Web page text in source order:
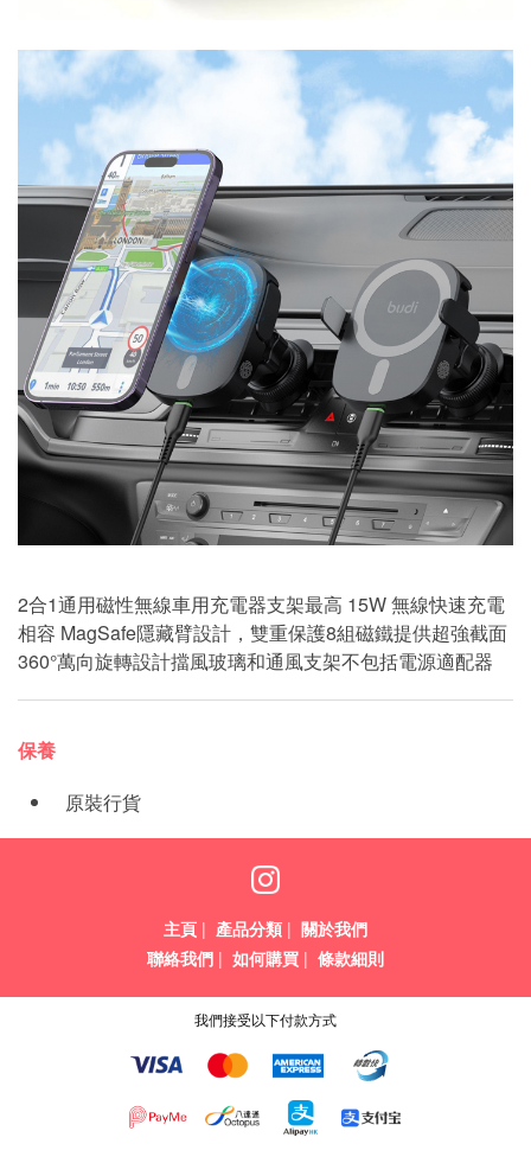
2合1通用磁性無線車用充電器支架最高 15W 無線快速充電
相容 MagSafe隱藏臂設計，雙重保護8組磁鐵提供超強截面
360°萬向旋轉設計擋風玻璃和通風支架不包括電源適配器
保養
原裝行貨
主頁 | 產品分類 | 關於我們
聯絡我們 | 如何購買 | 條款細則
我們接受以下付款方式